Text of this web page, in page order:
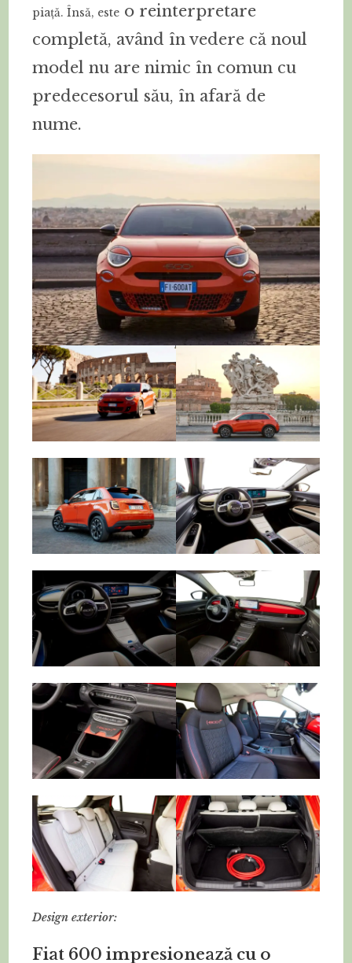
piață. Însă, este o reinterpretare
completă, având în vedere că noul
model nu are nimic în comun cu
predecesorul său, în afară de
nume.
Design exterior:
Fiat 600 impresionează cu o